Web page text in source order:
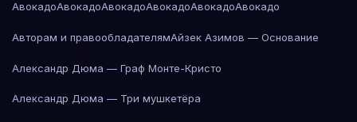
АвокадоАвокадоАвокадоАвокадоАвокадоАвокадо
Авторам и правообладателямАйзек Азимов — Основание
Александр Дюма — Граф Монте-Кристо
Александр Дюма — Три мушкетёра